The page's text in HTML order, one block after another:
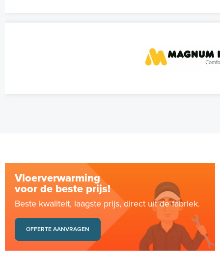
Vloerverwarming
voor de beste prijs!
Beste kwaliteit, laagste prijs, direct uit de fabriek.
OFFERTE AANVRAGEN